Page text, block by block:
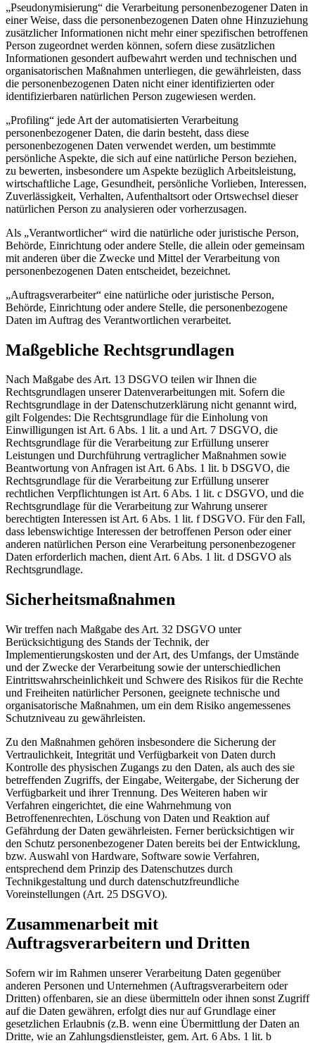
„Pseudonymisierung“ die Verarbeitung personenbezogener Daten in
einer Weise, dass die personenbezogenen Daten ohne Hinzuziehung
zusätzlicher Informationen nicht mehr einer spezifischen betroffenen
Person zugeordnet werden können, sofern diese zusätzlichen
Informationen gesondert aufbewahrt werden und technischen und
organisatorischen Maßnahmen unterliegen, die gewährleisten, dass
die personenbezogenen Daten nicht einer identifizierten oder
identifizierbaren natürlichen Person zugewiesen werden.
„Profiling“ jede Art der automatisierten Verarbeitung
personenbezogener Daten, die darin besteht, dass diese
personenbezogenen Daten verwendet werden, um bestimmte
persönliche Aspekte, die sich auf eine natürliche Person beziehen,
zu bewerten, insbesondere um Aspekte bezüglich Arbeitsleistung,
wirtschaftliche Lage, Gesundheit, persönliche Vorlieben, Interessen,
Zuverlässigkeit, Verhalten, Aufenthaltsort oder Ortswechsel dieser
natürlichen Person zu analysieren oder vorherzusagen.
Als „Verantwortlicher“ wird die natürliche oder juristische Person,
Behörde, Einrichtung oder andere Stelle, die allein oder gemeinsam
mit anderen über die Zwecke und Mittel der Verarbeitung von
personenbezogenen Daten entscheidet, bezeichnet.
„Auftragsverarbeiter“ eine natürliche oder juristische Person,
Behörde, Einrichtung oder andere Stelle, die personenbezogene
Daten im Auftrag des Verantwortlichen verarbeitet.
Maßgebliche Rechtsgrundlagen
Nach Maßgabe des Art. 13 DSGVO teilen wir Ihnen die
Rechtsgrundlagen unserer Datenverarbeitungen mit. Sofern die
Rechtsgrundlage in der Datenschutzerklärung nicht genannt wird,
gilt Folgendes: Die Rechtsgrundlage für die Einholung von
Einwilligungen ist Art. 6 Abs. 1 lit. a und Art. 7 DSGVO, die
Rechtsgrundlage für die Verarbeitung zur Erfüllung unserer
Leistungen und Durchführung vertraglicher Maßnahmen sowie
Beantwortung von Anfragen ist Art. 6 Abs. 1 lit. b DSGVO, die
Rechtsgrundlage für die Verarbeitung zur Erfüllung unserer
rechtlichen Verpflichtungen ist Art. 6 Abs. 1 lit. c DSGVO, und die
Rechtsgrundlage für die Verarbeitung zur Wahrung unserer
berechtigten Interessen ist Art. 6 Abs. 1 lit. f DSGVO. Für den Fall,
dass lebenswichtige Interessen der betroffenen Person oder einer
anderen natürlichen Person eine Verarbeitung personenbezogener
Daten erforderlich machen, dient Art. 6 Abs. 1 lit. d DSGVO als
Rechtsgrundlage.
Sicherheitsmaßnahmen
Wir treffen nach Maßgabe des Art. 32 DSGVO unter
Berücksichtigung des Stands der Technik, der
Implementierungskosten und der Art, des Umfangs, der Umstände
und der Zwecke der Verarbeitung sowie der unterschiedlichen
Eintrittswahrscheinlichkeit und Schwere des Risikos für die Rechte
und Freiheiten natürlicher Personen, geeignete technische und
organisatorische Maßnahmen, um ein dem Risiko angemessenes
Schutzniveau zu gewährleisten.
Zu den Maßnahmen gehören insbesondere die Sicherung der
Vertraulichkeit, Integrität und Verfügbarkeit von Daten durch
Kontrolle des physischen Zugangs zu den Daten, als auch des sie
betreffenden Zugriffs, der Eingabe, Weitergabe, der Sicherung der
Verfügbarkeit und ihrer Trennung. Des Weiteren haben wir
Verfahren eingerichtet, die eine Wahrnehmung von
Betroffenenrechten, Löschung von Daten und Reaktion auf
Gefährdung der Daten gewährleisten. Ferner berücksichtigen wir
den Schutz personenbezogener Daten bereits bei der Entwicklung,
bzw. Auswahl von Hardware, Software sowie Verfahren,
entsprechend dem Prinzip des Datenschutzes durch
Technikgestaltung und durch datenschutzfreundliche
Voreinstellungen (Art. 25 DSGVO).
Zusammenarbeit mit
Auftragsverarbeitern und Dritten
Sofern wir im Rahmen unserer Verarbeitung Daten gegenüber
anderen Personen und Unternehmen (Auftragsverarbeitern oder
Dritten) offenbaren, sie an diese übermitteln oder ihnen sonst Zugriff
auf die Daten gewähren, erfolgt dies nur auf Grundlage einer
gesetzlichen Erlaubnis (z.B. wenn eine Übermittlung der Daten an
Dritte, wie an Zahlungsdienstleister, gem. Art. 6 Abs. 1 lit. b